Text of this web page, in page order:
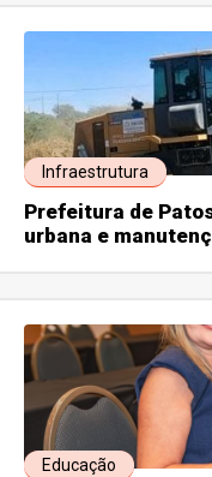
Infraestrutura
Prefeitura de
urbana e
Educação